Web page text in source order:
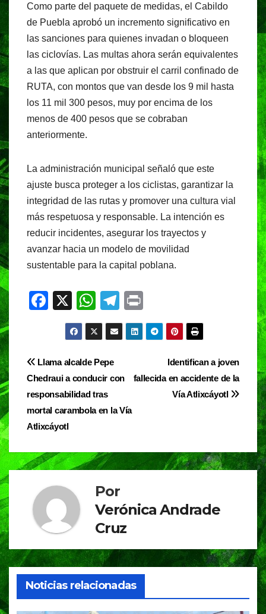
Como parte del paquete de medidas, el Cabildo
de Puebla aprobó un incremento significativo en
las sanciones para quienes invadan o bloqueen
las ciclovías. Las multas ahora serán equivalentes
a las que aplican por obstruir el carril confinado de
RUTA, con montos que van desde los 9 mil hasta
los 11 mil 300 pesos, muy por encima de los
menos de 400 pesos que se cobraban
anteriormente.
La administración municipal señaló que este
ajuste busca proteger a los ciclistas, garantizar la
integridad de las rutas y promover una cultura vial
más respetuosa y responsable. La intención es
reducir incidentes, asegurar los trayectos y
avanzar hacia un modelo de movilidad
sustentable para la capital poblana.
F
e
b
o
o
k
X
W
h
at
s
A
p
p
T
el
e
a
in
t
Navegación
de
entradas
Identifican a joven
fallecida en accidente de la
Vía Atlixcáyotl
Llama alcalde Pepe
Chedraui a conducir con
responsabilidad tras
mortal carambola en la Vía
Atlixcáyotl
Por
Verónica Andrade
Cruz
Noticias relacionadas